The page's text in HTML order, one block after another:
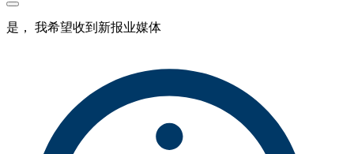
是， 我希望收到新报业媒体